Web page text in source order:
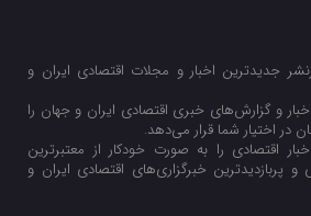
جدیدترین اخبار و مجلات اقتصادی ایران و
و گزارش‌های خبری اقتصادی ایران و جهان را
در اختیار شما قرار می‌‌دهد.
اقتصادی را به صورت خودکار از معتبرترین
پربازدیدترین خبرگزاری‌های اقتصادی ایران و